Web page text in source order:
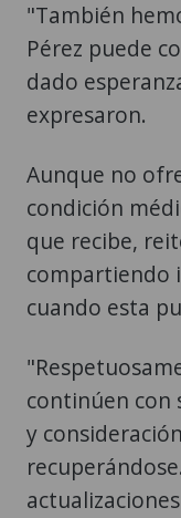
"También
Pérez puede
dado
expresaron.
Aunque no
condición
que recibe,
compartiendo
cuando esta
continúen con
y